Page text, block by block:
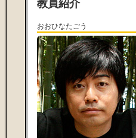
教員紹介
おおひなたごう